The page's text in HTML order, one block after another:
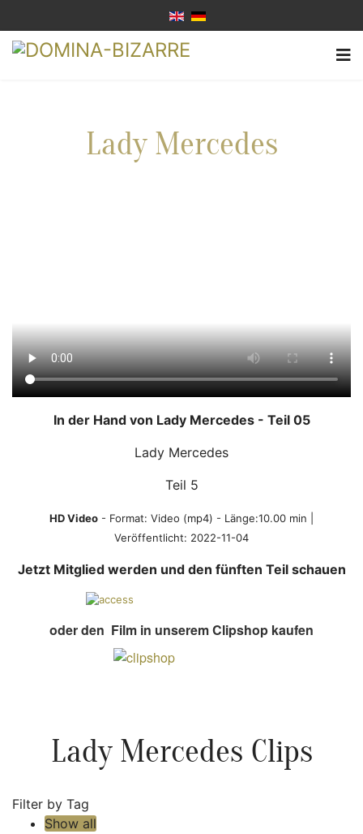
Lady Mercedes
In der Hand von Lady Mercedes - Teil 05
Lady Mercedes
Teil 5
HD Video - Format: Video (mp4) - Länge:10.00 min |
Veröffentlicht: 2022-11-04
Jetzt Mitglied werden und den fünften Teil schauen
oder den Film in unserem Clipshop kaufen
Lady Mercedes Clips
Filter by Tag
Show all